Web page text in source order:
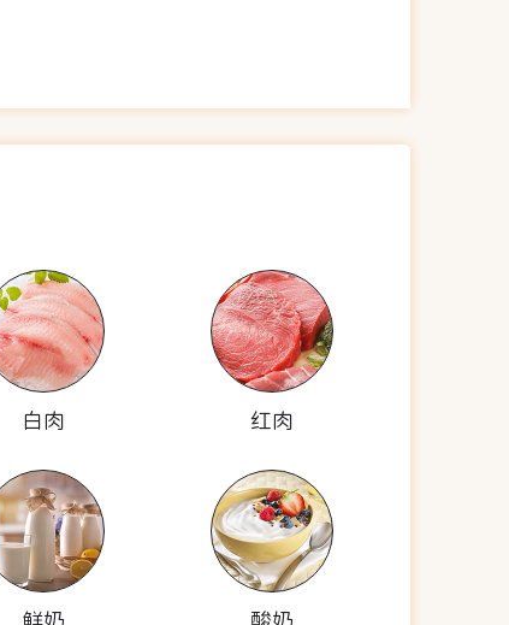
白肉 红肉